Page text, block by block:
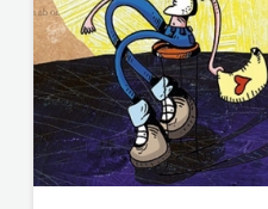
PLANJAX
KOMERC
POETIKA
POPULUS